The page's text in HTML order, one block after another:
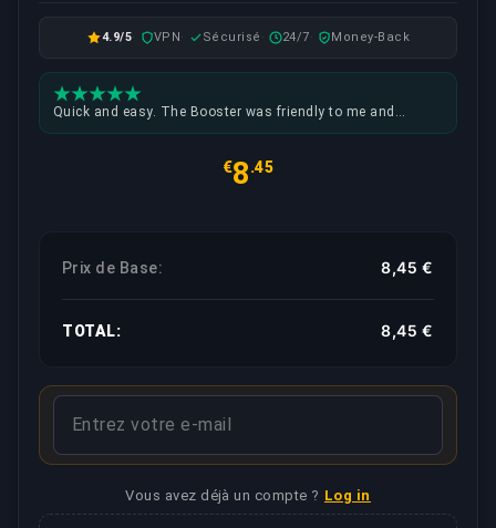
4.9/5 VPN Sécurisé 24/7 Money-Back
Quick and easy. The Booster was friendly to me and
€8.45
Prix de Base: 8,45 €
TOTAL: 8,45 €
Vous avez déjà un compte ? Log in